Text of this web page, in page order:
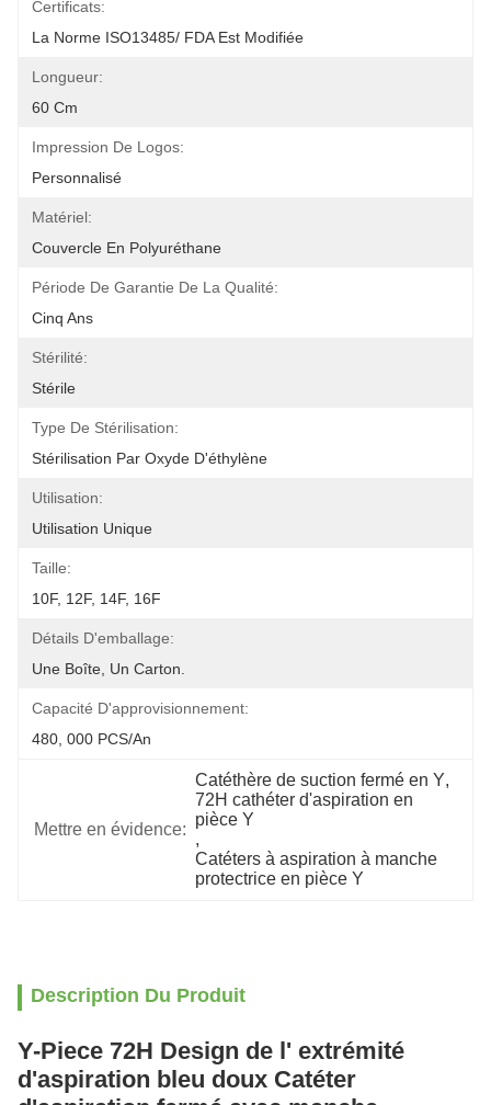
Certificats:
La Norme ISO13485/ FDA Est Modifiée
Longueur:
60 Cm
Impression De Logos:
Personnalisé
Matériel:
Couvercle En Polyuréthane
Période De Garantie De La Qualité:
Cinq Ans
Stérilité:
Stérile
Type De Stérilisation:
Stérilisation Par Oxyde D'éthylène
Utilisation:
Utilisation Unique
Taille:
10F, 12F, 14F, 16F
Détails D'emballage:
Une Boîte, Un Carton.
Capacité D'approvisionnement:
480, 000 PCS/an
Mettre en évidence:
Catéthère de suction fermé en Y,
72H cathéter d'aspiration en
pièce Y
,
Catéters à aspiration à manche
protectrice en pièce Y
Description Du Produit
Y-Piece 72H Design de l' extrémité
d'aspiration bleu doux Catéter